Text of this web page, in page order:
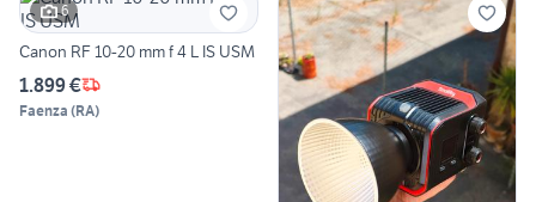
6
Canon RF 10-20 mm f 4 L IS USM
1.899 €
Faenza (RA)